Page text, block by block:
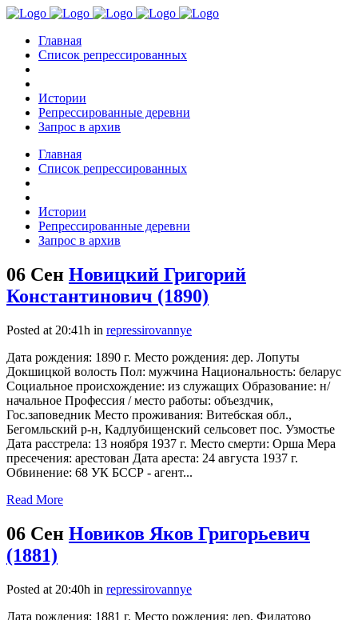
Главная
Список репрессированных
Истории
Репрессированные деревни
Запрос в архив
Главная
Список репрессированных
Истории
Репрессированные деревни
Запрос в архив
06 Сен Новицкий Григорий
Константинович (1890)
Posted at 20:41h in repressirovannye
Дата рождения: 1890 г. Место рождения: дер. Лопуты
Докшицкой волость Пол: мужчина Национальность: беларус
Социальное происхождение: из служащих Образование: н/
начальное Профессия / место работы: объездчик,
Гос.заповедник Место проживания: Витебская обл.,
Бегомльский р-н, Кадлубищенский сельсовет пос. Узмостье
Дата расстрела: 13 ноября 1937 г. Место смерти: Орша Мера
пресечения: арестован Дата ареста: 24 августа 1937 г.
Обвинение: 68 УК БССР - агент...
Read More
06 Сен Новиков Яков Григорьевич
(1881)
Posted at 20:40h in repressirovannye
Дата рождения: 1881 г. Место рождения: дер. Филатово